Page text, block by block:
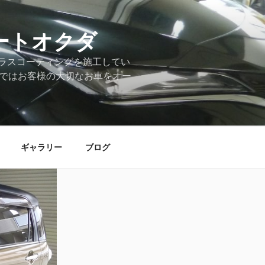
トオクダ
スコーティングを施工してい
はお客様の大切なお車をオー
ギャラリー ブログ